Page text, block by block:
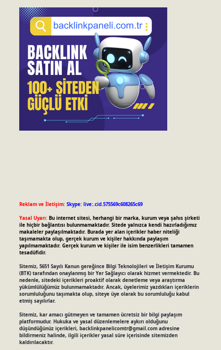
Reklam ve İletişim: Skype: live:.cid.575569c608265c69
Yasal Uyarı: Bu internet sitesi, herhangi bir marka, kurum veya şahıs şirketi
ile hiçbir bağlantısı bulunmamaktadır. Sitede yalnızca kendi hazırladığımız
makaleler paylaşılmaktadır. Burada yer alan içerikler haber niteliği
taşımamakta olup, gerçek kurum ve kişiler hakkında paylaşım
yapılmamaktadır. Gerçek kurum ve kişiler ile isim benzerlikleri tamamen
tesadüfidir.
Sitemiz, 5651 Sayılı Kanun gereğince Bilgi Teknolojileri ve İletişim Kurumu
(BTK) tarafından onaylanmış bir Yer Sağlayıcı olarak hizmet vermektedir. Bu
nedenle, sitedeki içerikleri proaktif olarak denetleme veya araştırma
yükümlülüğümüz bulunmamaktadır. Ancak, üyelerimiz yazdıkları içeriklerin
sorumluluğunu taşımakta olup, siteye üye olarak bu sorumluluğu kabul
etmiş sayılırlar.
Sitemiz, kar amacı gütmeyen ve tamamen ücretsiz bir bilgi paylaşım
platformudur. Hukuka ve yasal düzenlemelere aykırı olduğunu
düşündüğünüz içerikleri, backlinkpanelicomtr@gmail.comadresine
bildirmeniz halinde, ilgili içerikler yasal süre içerisinde sitemizden
kaldırılacaktır.